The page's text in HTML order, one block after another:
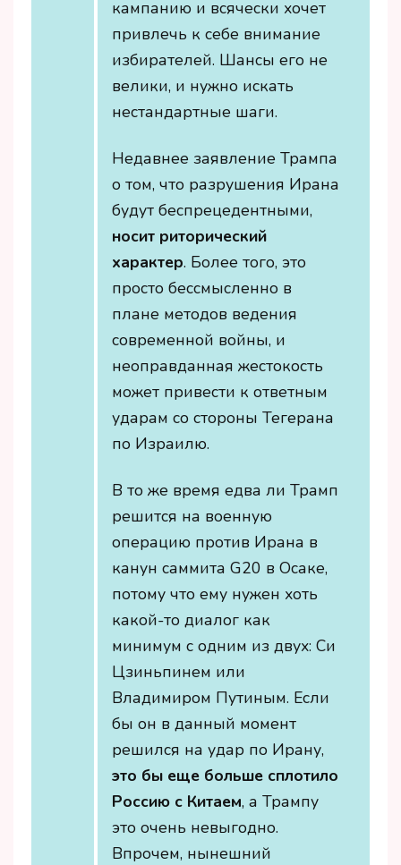
кампанию и всячески хочет
привлечь к себе внимание
избирателей. Шансы его не
велики, и нужно искать
нестандартные шаги.
Недавнее заявление Трампа
о том, что разрушения Ирана
будут беспрецедентными,
носит риторический
характер. Более того, это
просто бессмысленно в
плане методов ведения
современной войны, и
неоправданная жестокость
может привести к ответным
ударам со стороны Тегерана
по Израилю.
В то же время едва ли Трамп
решится на военную
операцию против Ирана в
канун саммита G20 в Осаке,
потому что ему нужен хоть
какой-то диалог как
минимум с одним из двух: Си
Цзиньпинем или
Владимиром Путиным. Если
бы он в данный момент
решился на удар по Ирану,
это бы еще больше сплотило
Россию с Китаем, а Трампу
это очень невыгодно.
Впрочем, нынешний